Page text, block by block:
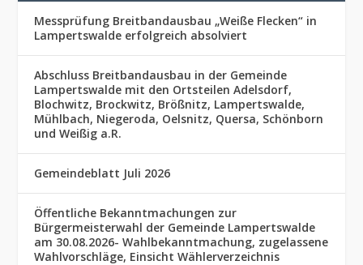
Messprüfung Breitbandausbau „Weiße Flecken“ in
Lampertswalde erfolgreich absolviert
Abschluss Breitbandausbau in der Gemeinde
Lampertswalde mit den Ortsteilen Adelsdorf,
Blochwitz, Brockwitz, Brößnitz, Lampertswalde,
Mühlbach, Niegeroda, Oelsnitz, Quersa, Schönborn
und Weißig a.R.
Gemeindeblatt Juli 2026
Öffentliche Bekanntmachungen zur
Bürgermeisterwahl der Gemeinde Lampertswalde
am 30.08.2026- Wahlbekanntmachung, zugelassene
Wahlvorschläge, Einsicht Wählerverzeichnis